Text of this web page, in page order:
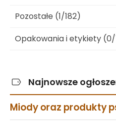
Pozostałe (1/182)
Opakowania i etykiety
Najnowsze
Miody oraz produkty